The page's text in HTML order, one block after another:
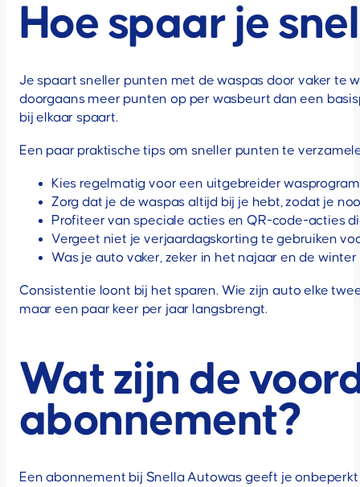
Hoe spaar je
Je spaart sneller punten met de waspas door vaker te
doorgaans meer punten op per wasbeurt dan een
bij elkaar spaart.
Een paar praktische tips om sneller punten te
Kies regelmatig voor een uitgebreider
Zorg dat je de waspas altijd bij je hebt, zodat je
Profiteer van speciale acties en QR-code-acties
Vergeet niet je verjaardagskorting te gebruiken
Was je auto vaker, zeker in het najaar en de
Consistentie loont bij het sparen. Wie zijn auto elke
maar een paar keer per jaar langsbrengt.
Wat zijn de
abonnement?
Een abonnement bij Snella Autowas geeft je